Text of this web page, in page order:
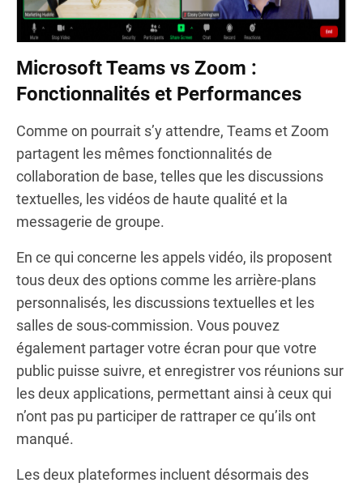
Microsoft Teams vs Zoom :
Fonctionnalités et Performances
Comme on pourrait s’y attendre, Teams et Zoom
partagent les mêmes fonctionnalités de
collaboration de base, telles que les discussions
textuelles, les vidéos de haute qualité et la
messagerie de groupe.
En ce qui concerne les appels vidéo, ils proposent
tous deux des options comme les arrière-plans
personnalisés, les discussions textuelles et les
salles de sous-commission. Vous pouvez
également partager votre écran pour que votre
public puisse suivre, et enregistrer vos réunions sur
les deux applications, permettant ainsi à ceux qui
n’ont pas pu participer de rattraper ce qu’ils ont
manqué.
Les deux plateformes incluent désormais des